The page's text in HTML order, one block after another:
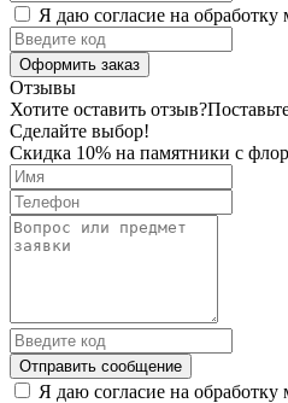
Я даю согласие на
Оформить заказ
Отзывы
Хотите оставить отзыв?
Сделайте выбор!
Скидка 10% на памятники с
Отправить сообщение
Я даю согласие на